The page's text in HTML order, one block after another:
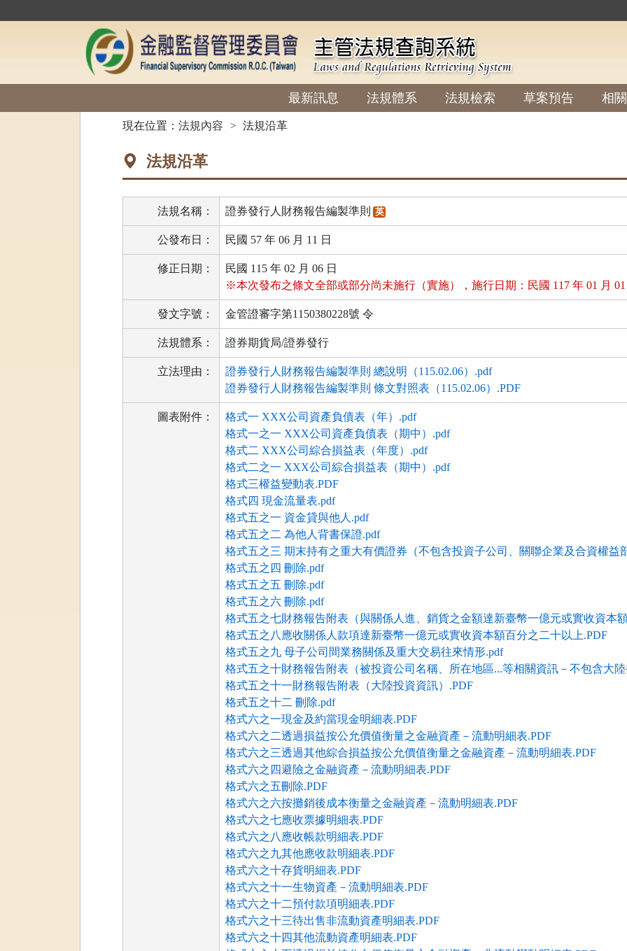
到
最新訊息 法規體系 法規檢索 草案預告 相
現在位置：法規內容 法規沿革
法規沿革
法規名稱： 證券發行人財務報告編製準則 英
公發布日： 民國 57 年 06 月 11 日
修正日期：
民國 115 年 02 月 06 日
※本次發布之條文全部或部分尚未施行（實施），施行日期：民國 117 年 01 月
發文字號： 金管證審字第1150380228號 令
法規體系： 證券期貨局/證券發行
立法理由：
證券發行人財務報告編製準則 總說明（115.02.06）.pdf
證券發行人財務報告編製準則 條文對照表（115.02.06）.PDF
圖表附件：
格式一 XXX公司資產負債表（年）.pdf
格式一之一 XXX公司資產負債表（期中）.pdf
格式二 XXX公司綜合損益表（年度）.pdf
格式二之一 XXX公司綜合損益表（期中）.pdf
格式三權益變動表.PDF
格式四 現金流量表.pdf
格式五之一 資金貸與他人.pdf
格式五之二 為他人背書保證.pdf
格式五之三 期末持有之重大有價證券（不包含投資子公司、關聯企業及合資權益
格式五之四 刪除.pdf
格式五之五 刪除.pdf
格式五之六 刪除.pdf
格式五之七財務報告附表（與關係人進、銷貨之金額達新臺幣一億元或實收資本
格式五之八應收關係人款項達新臺幣一億元或實收資本額百分之二十以上.PDF
格式五之九 母子公司間業務關係及重大交易往來情形.pdf
格式五之十財務報告附表（被投資公司名稱、所在地區...等相關資訊－不包含大
格式五之十一財務報告附表（大陸投資資訊）.PDF
格式五之十二 刪除.pdf
格式六之一現金及約當現金明細表.PDF
格式六之二透過損益按公允價值衡量之金融資產－流動明細表.PDF
格式六之三透過其他綜合損益按公允價值衡量之金融資產－流動明細表.PDF
格式六之四避險之金融資產－流動明細表.PDF
格式六之五刪除.PDF
格式六之六按攤銷後成本衡量之金融資產－流動明細表.PDF
格式六之七應收票據明細表.PDF
格式六之八應收帳款明細表.PDF
格式六之九其他應收款明細表.PDF
格式六之十存貨明細表.PDF
格式六之十一生物資產－流動明細表.PDF
格式六之十二預付款項明細表.PDF
格式六之十三待出售非流動資產明細表.PDF
格式六之十四其他流動資產明細表.PDF